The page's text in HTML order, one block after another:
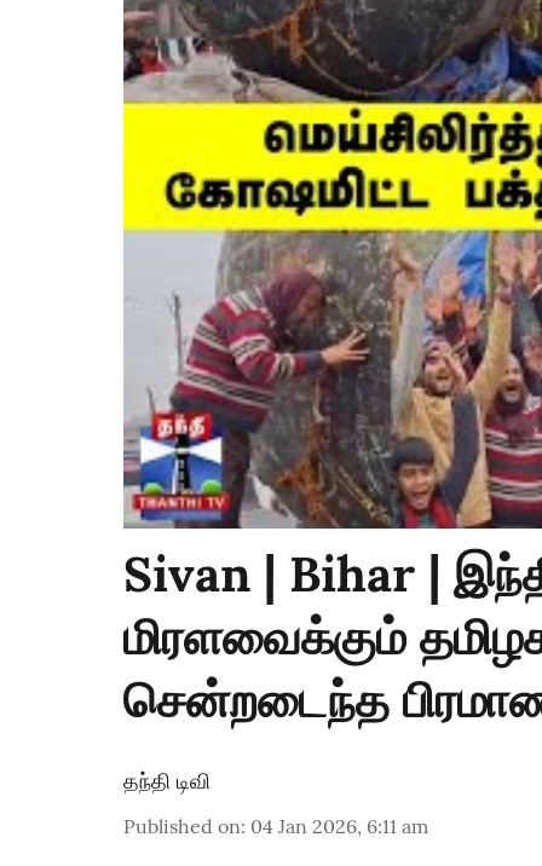
Sivan | Bihar |
மிரளவைக்கும்
சென்றடைந்த
தந்தி டிவி
Published on: 04 Jan 2026, 6:11 am